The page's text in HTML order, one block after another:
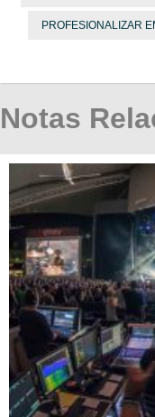
PROFESIONALIZAR
Notas